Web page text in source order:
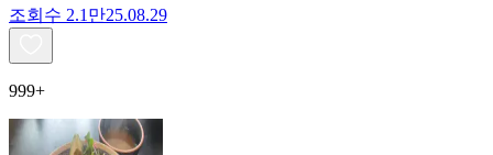
조회수 2.1만25.08.29
999+